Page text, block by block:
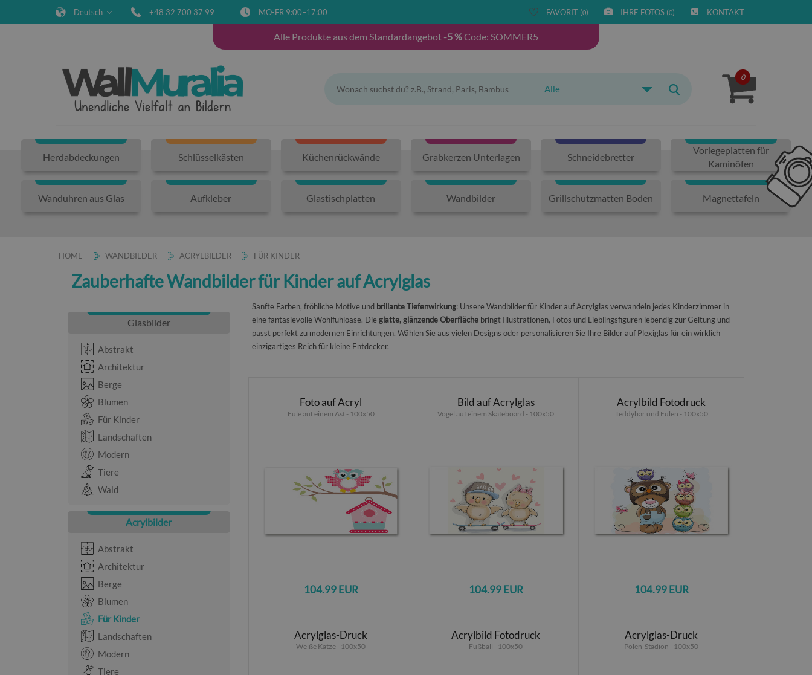
Deutsch +48 32 700 37 99 MO-FR 9:00–17:00 FAVORIT (0) IHRE FOTOS (0) KONTAKT
Alle Produkte aus dem Standardangebot -5 %Code: SOMMER5
Alle
0
Herdabdeckungen Schlüsselkästen Küchenrückwände Grabkerzen Unterlagen Schneidebretter
Vorlegeplatten für
Kaminöfen
Wanduhren aus Glas Aufkleber Glastischplatten Wandbilder Grillschutzmatten Boden Magnettafeln
HOME WANDBILDER ACRYLBILDER FÜR KINDER
Zauberhafte Wandbilder für Kinder auf Acrylglas
Glasbilder
Abstrakt
Architektur
Berge
Blumen
Für Kinder
Landschaften
Modern
Tiere
Wald
Acrylbilder
Abstrakt
Architektur
Berge
Blumen
Für Kinder
Landschaften
Modern
Tiere
Sanfte Farben, fröhliche Motive und brillante Tiefenwirkung: Unsere Wandbilder für Kinder auf Acrylglas verwandeln jedes Kinderzimmer in
eine fantasievolle Wohlfühloase. Die glatte, glänzende Oberflächebringt Illustrationen, Fotos und Lieblingsfiguren lebendig zur Geltung und
passt perfekt zu modernen Einrichtungen. Wählen Sie aus vielen Designs oder personalisieren Sie Ihre Bilder auf Plexiglas für ein wirklich
einzigartiges Reich für kleine Entdecker.
Foto auf Acryl
Eule auf einem Ast - 100x50
104.99 EUR
Bild auf Acrylglas
Vögel auf einem Skateboard - 100x50
104.99 EUR
Acrylbild Fotodruck
Teddybär und Eulen - 100x50
104.99 EUR
Acrylglas-Druck
Weiße Katze - 100x50
Acrylbild Fotodruck
Fußball - 100x50
Acrylglas-Druck
Polen-Stadion - 100x50